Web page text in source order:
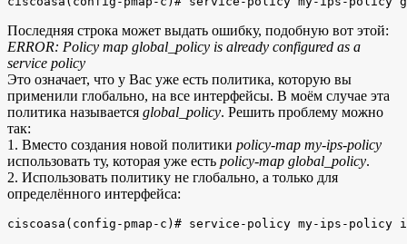
Последняя строка может выдать ошибку, подобную вот этой:
ERROR: Policy map global_policy is already configured as a
service policy
Это означает, что у Вас уже есть политика, которую вы
применили глобально, на все интерфейсы. В моём случае эта
политика называется global_policy. Решить проблему можно
так:
1. Вместо создания новой политики policy-map my-ips-policy
использовать ту, которая уже есть policy-map global_policy.
2. Использовать политику не глобально, а только для
определённого интерфейса: